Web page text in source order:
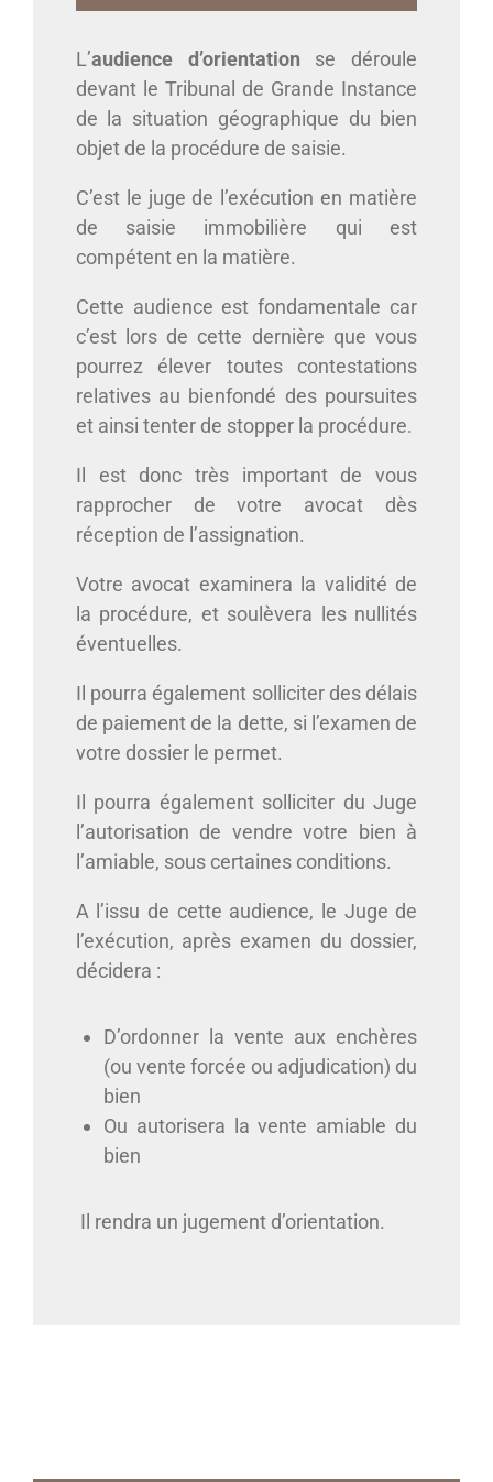
L’audience d’orientation se déroule
devant le Tribunal de Grande Instance
de la situation géographique du bien
objet de la procédure de saisie.
C’est le juge de l’exécution en matière
de saisie immobilière qui est
compétent en la matière.
Cette audience est fondamentale car
c’est lors de cette dernière que vous
pourrez élever toutes contestations
relatives au bienfondé des poursuites
et ainsi tenter de stopper la procédure.
Il est donc très important de vous
rapprocher de votre avocat dès
réception de l’assignation.
Votre avocat examinera la validité de
la procédure, et soulèvera les nullités
éventuelles.
Il pourra également solliciter des délais
de paiement de la dette, si l’examen de
votre dossier le permet.
Il pourra également solliciter du Juge
l’autorisation de vendre votre bien à
l’amiable, sous certaines conditions.
A l’issu de cette audience, le Juge de
l’exécution, après examen du dossier,
décidera :
D’ordonner la vente aux enchères
(ou vente forcée ou adjudication) du
bien
Ou autorisera la vente amiable du
bien
Il rendra un jugement d’orientation.